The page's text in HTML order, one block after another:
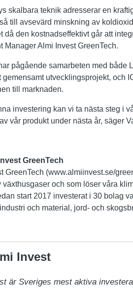
skalbara teknik adresserar en
till avsevärd minskning av
då den kostnadseffektivt går att
Manager Almi Invest GreenTech.
pågående samarbeten med både
gemensamt utvecklingsprojekt, och
till marknaden.
investering kan vi ta nästa steg i
vår produkt under nästa år, säger
GreenTech
GreenTech (www.almiinvest.se/
växthusgaser och som löser våra
start 2017 investerat i 30 bolag
och material, jord- och
Invest
är Sveriges mest aktiva